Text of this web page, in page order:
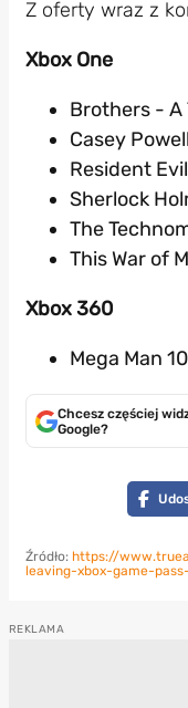
Z oferty wraz z
Xbox One
Brothers - A
Casey
Resident
Sherlock
The
This War of
Xbox 360
Mega Man 10
Chcesz częściej
Google?
Źródło: https://
leaving-xbox-game-